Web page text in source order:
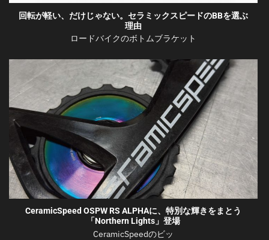
回転が軽い、だけじゃない。セラミックスピードのBBを選ぶ
理由
ロードバイクのボトムブラケット
CeramicSpeed OSPW RS ALPHAに、特別な輝きをまとう
「Northern Lights」登場
CeramicSpeedのビッ